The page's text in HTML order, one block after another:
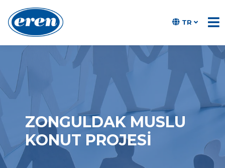
TR
ZONGULDAK MUSLU
KONUT PROJESI